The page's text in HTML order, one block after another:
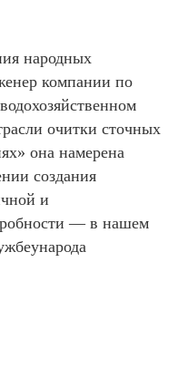
народных
компании по
очитки сточных
она намерена
создания
и
— в нашем